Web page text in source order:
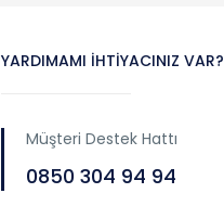
YARDIMAMI İHTIYACINIZ VAR?
Müşteri Destek Hattı
0850 304 94 94